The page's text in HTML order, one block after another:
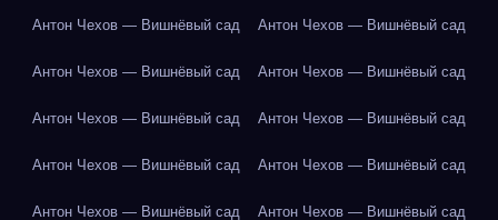
Антон Чехов — Вишнёвый сад Антон Чехов — Вишнёвый сад
Антон Чехов — Вишнёвый сад Антон Чехов — Вишнёвый сад
Антон Чехов — Вишнёвый сад Антон Чехов — Вишнёвый сад
Антон Чехов — Вишнёвый сад Антон Чехов — Вишнёвый сад
Антон Чехов — Вишнёвый сад Антон Чехов — Вишнёвый сад